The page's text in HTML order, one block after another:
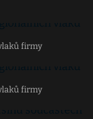
firmy
firmy